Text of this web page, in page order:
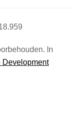
In
Development